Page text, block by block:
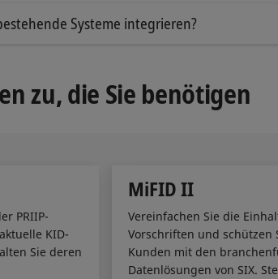
Systeme integrieren?
zu, die Sie benötigen
PRIIP-
KID-
Sie deren
MiFID II
Vereinfachen Sie die
Vorschriften und schützen
Kunden mit den
Datenlösungen von SIX.